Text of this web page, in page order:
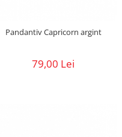
Pandantiv Capricorn argint
79,00 Lei